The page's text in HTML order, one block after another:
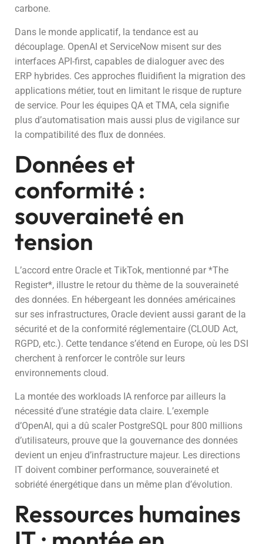
carbone.
Dans le monde applicatif, la tendance est au
découplage. OpenAI et ServiceNow misent sur des
interfaces API-first, capables de dialoguer avec des
ERP hybrides. Ces approches fluidifient la migration des
applications métier, tout en limitant le risque de rupture
de service. Pour les équipes QA et TMA, cela signifie
plus d’automatisation mais aussi plus de vigilance sur
la compatibilité des flux de données.
Données et
conformité :
souveraineté en
tension
L’accord entre Oracle et TikTok, mentionné par *The
Register*, illustre le retour du thème de la souveraineté
des données. En hébergeant les données américaines
sur ses infrastructures, Oracle devient aussi garant de la
sécurité et de la conformité réglementaire (CLOUD Act,
RGPD, etc.). Cette tendance s’étend en Europe, où les DSI
cherchent à renforcer le contrôle sur leurs
environnements cloud.
La montée des workloads IA renforce par ailleurs la
nécessité d’une stratégie data claire. L’exemple
d’OpenAI, qui a dû scaler PostgreSQL pour 800 millions
d’utilisateurs, prouve que la gouvernance des données
devient un enjeu d’infrastructure majeur. Les directions
IT doivent combiner performance, souveraineté et
sobriété énergétique dans un même plan d’évolution.
Ressources humaines